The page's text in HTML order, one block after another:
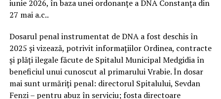
iunie 2026, în baza unei ordonanțe a DNA Constanța din
27 mai a.c..
Dosarul penal instrumentat de DNA a fost deschis în
2025 și vizează, potrivit informațiilor Ordinea, contracte
și plăți ilegale făcute de Spitalul Municipal Medgidia în
beneficiul unui cunoscut al primarului Vrabie. În dosar
mai sunt urmăriți penal: directorul Spitalului, Sevdan
Fenzi – pentru abuz în serviciu; fosta directoare